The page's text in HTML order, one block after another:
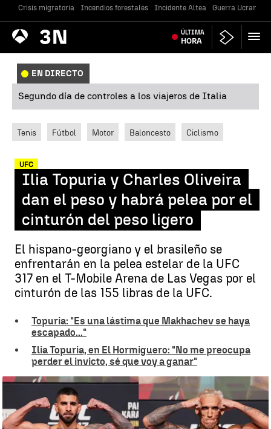
Crisis migratoria Incendios forestales Incidente Altea Guerra Ucrania
Antena
3 Noticias ÚLTIMA
HORA
EN DIRECTO
Segundo día de controles a los viajeros de Italia
Tenis Fútbol Motor Baloncesto Ciclismo
UFC
Ilia Topuria y Charles Oliveira
dan el peso y habrá pelea por el
cinturón del peso ligero
El hispano-georgiano y el brasileño se
enfrentarán en la pelea estelar de la UFC
317 en el T-Mobile Arena de Las Vegas por el
cinturón de las 155 libras de la UFC.
Topuria: "Es una lástima que Makhachev se haya
escapado..."
Ilia Topuria, en El Hormiguero: "No me preocupa
perder el invicto, sé que voy a ganar"